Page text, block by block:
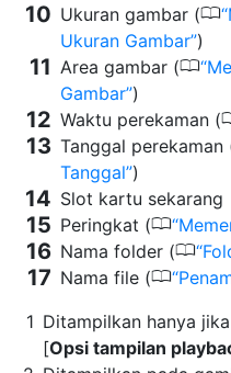
Ukuran gambar (0
Ukuran Gambar )
Area gambar (0
Gambar )
Waktu perekaman (
Tanggal perekaman
Tanggal )
Slot kartu sekarang
Peringkat (0
Nama folder (0
Nama file (0
Ditampilkan hanya
[Opsi tampilan